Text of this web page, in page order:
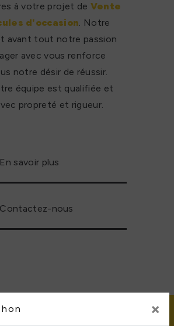
×
à votre projet de Vente
d'occasion. Notre
avant tout notre passion
avec vous renforce
notre désir de réussir.
équipe est qualifiée et
propreté et rigueur.
En savoir plus
Contactez-nous